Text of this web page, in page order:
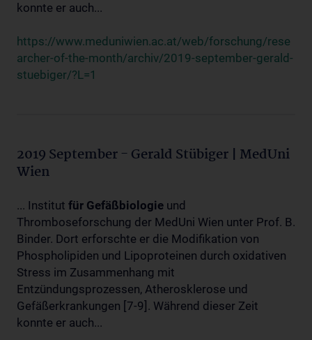
konnte er auch...
https://www.meduniwien.ac.at/web/forschung/rese
archer-of-the-month/archiv/2019-september-gerald-
stuebiger/?L=1
2019 September - Gerald Stübiger | MedUni
Wien
... Institut für Gefäßbiologie und
Thromboseforschung der MedUni Wien unter Prof. B.
Binder. Dort erforschte er die Modifikation von
Phospholipiden und Lipoproteinen durch oxidativen
Stress im Zusammenhang mit
Entzündungsprozessen, Atherosklerose und
Gefäßerkrankungen [7-9]. Während dieser Zeit
konnte er auch...